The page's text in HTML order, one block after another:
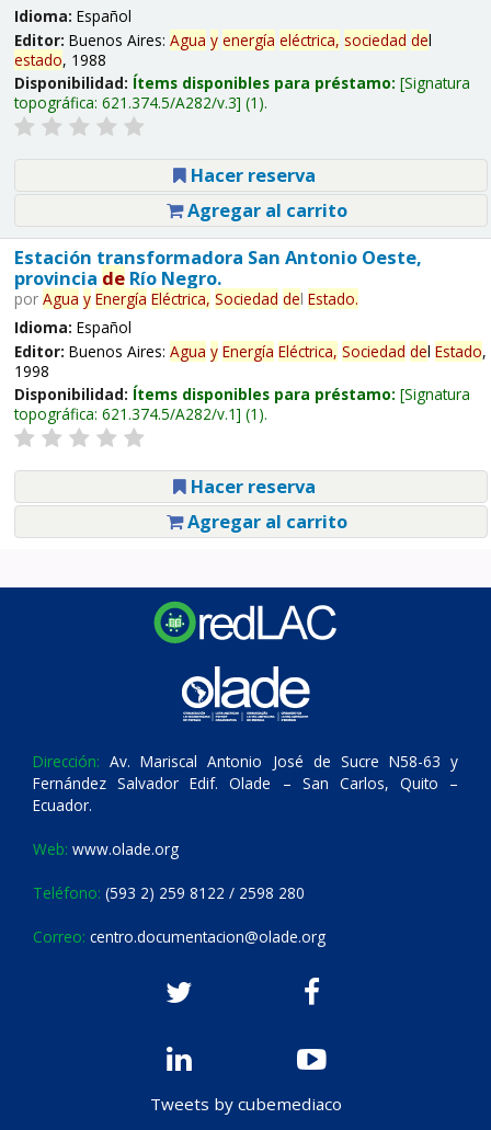
Idioma: Español
Editor: Buenos Aires: Agua y energía eléctrica, sociedad del
estado, 1988
Disponibilidad: Ítems disponibles para préstamo: Signatura
topográfica: 621.374.5/A282/v.3 (1).
Hacer reserva
Agregar al carrito
Estación transformadora San Antonio Oeste,
provincia deRío Negro.
por Agua y Energía Eléctrica, Sociedad del Estado.
Idioma: Español
Editor: Buenos Aires: Agua y Energía Eléctrica, Sociedad del Estado,
1998
Disponibilidad: Ítems disponibles para préstamo: Signatura
topográfica: 621.374.5/A282/v.1 (1).
Hacer reserva
Agregar al carrito
Dirección: Av. Mariscal Antonio José de Sucre N58-63 y
Fernández Salvador Edif. Olade – San Carlos, Quito –
Ecuador.
Web: www.olade.org
Teléfono: (593 2) 259 8122 / 2598 280
Correo: centro.documentacion@olade.org
Tweets by cubemediaco